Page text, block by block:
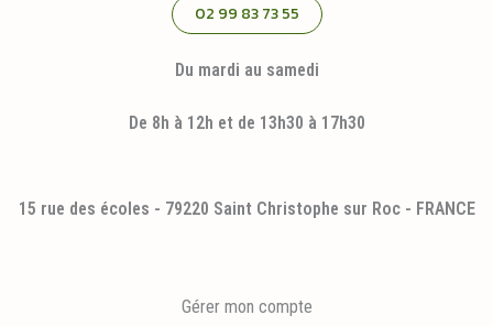
02 99 83 73 55
Du mardi au samedi
De 8h à 12h et de 13h30 à 17h30
15 rue des écoles - 79220 Saint Christophe sur Roc - FRANCE
Gérer mon compte